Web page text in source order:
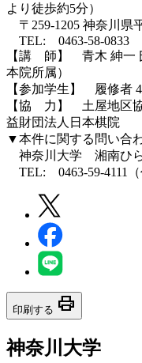
より徒歩約5分）
〒259-1205 神奈川県
TEL: 0463-58-0833
【講 師】 青木 紳一
本院所属）
【参加学生】 履修者
【協 力】 土屋地区
益財団法人日本棋院
▼本件に関する問い合
神奈川大学 湘南ひら
TEL: 0463-59-4111（
印刷する print
神奈川大学